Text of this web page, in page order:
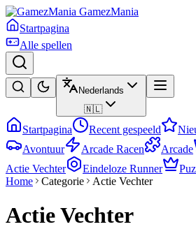
GamezMania
Startpagina
Alle spellen
Nederlands
🇳🇱
Startpagina Recent gespeeld
Avontuur
Arcade Racen Arcade
Actie Vechter
Eindeloze Runner
Home
Categorie Actie Vechter
Actie Vechter